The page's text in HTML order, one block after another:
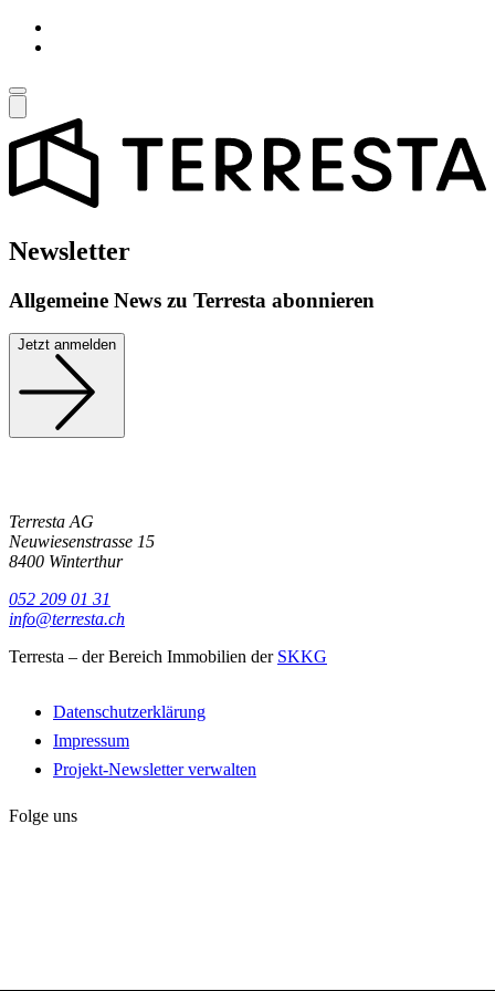
Newsletter
Allgemeine News zu Terresta abonnieren
Jetzt anmelden
Terresta AG
Neuwiesenstrasse 15
8400 Winterthur
052 209 01 31
info@terresta.ch
Terresta – der Bereich Immobilien der SKKG
Datenschutzerklärung
Impressum
Projekt-Newsletter verwalten
Folge uns